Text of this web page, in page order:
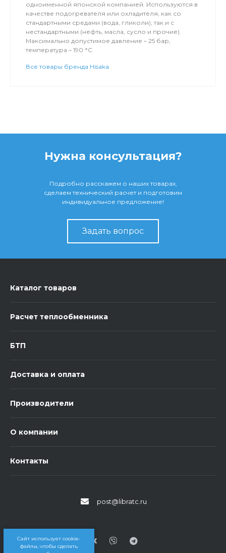
Сайт использует cookie-
файлы, чтобы сделать
одноименной японской компанией. Используются в
качестве подогревателя или охладителя, как со
стандартными средами (вода, гликоли), так и с
нестандартными (нефть, масла, сусло и прочие).
Максимально допустимое давление – 25 бар,
температура – 190 °C.
Все товары бренда Hisaka
Нужна консультация?
Подробно расскажем о наших товарах,
сделаем технический расчет и подготовим
индивидуальное предложение!
Задать вопрос
Каталог товаров
Расчет теплообменника
БТП
Доставка и оплата
Производители
О компании
Контакты
post@libratc.ru